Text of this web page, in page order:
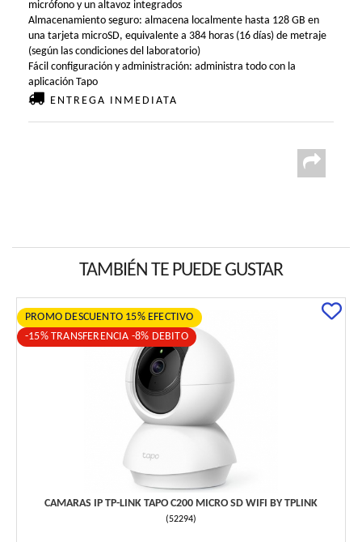
micrófono y un altavoz integrados
Almacenamiento seguro: almacena localmente hasta 128 GB en
una tarjeta microSD, equivalente a 384 horas (16 días) de metraje
(según las condiciones del laboratorio)
Fácil configuración y administración: administra todo con la
aplicación Tapo
ENTREGA INMEDIATA
TAMBIÉN TE PUEDE GUSTAR
PROMO DESCUENTO 15% EFECTIVO
-15% TRANSFERENCIA -8% DEBITO
CAMARAS IP TP-LINK TAPO C200 MICRO SD WIFI BY TPLINK
(52294)